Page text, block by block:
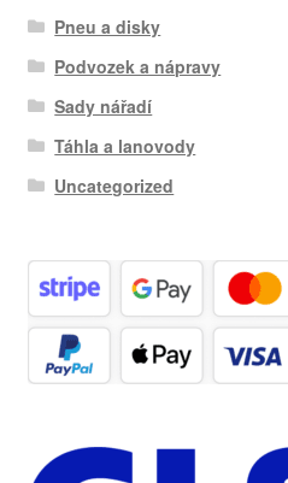
Pneu a disky
Podvozek a nápravy
Sady nářadí
Táhla a lanovody
Uncategorized